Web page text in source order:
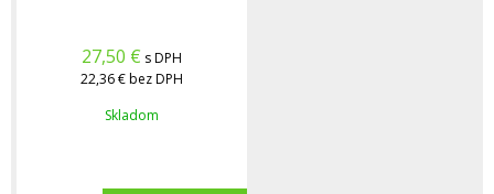
27,50 € s DPH
22,36 €bez DPH
Skladom